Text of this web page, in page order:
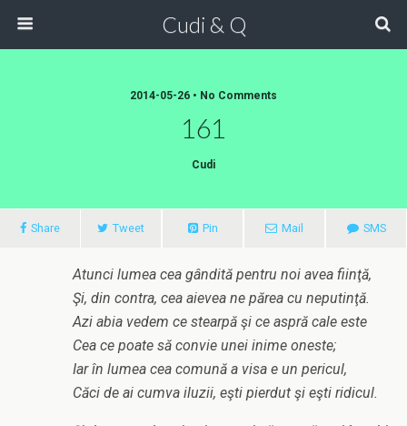
Cudi & Q
2014-05-26 • No Comments
161
Cudi
Share Tweet Pin Mail SMS
Atunci lumea cea gândită pentru noi avea fiinţă,
Şi, din contra, cea aievea ne părea cu neputinţă.
Azi abia vedem ce stearpă şi ce aspră cale este
Cea ce poate să convie unei inime oneste;
Iar în lumea cea comună a visa e un pericul,
Căci de ai cumva iluzii, eşti pierdut şi eşti ridicul.